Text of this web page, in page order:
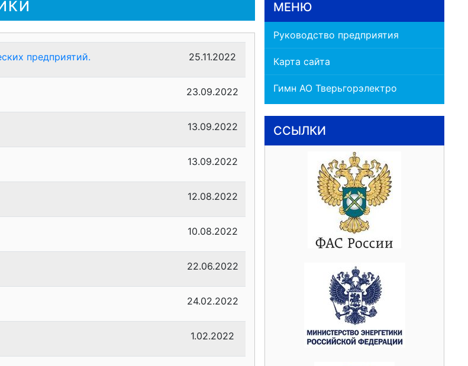
предприятий. 25.11.2022
23.09.2022
13.09.2022
13.09.2022
12.08.2022
10.08.2022
22.06.2022
24.02.2022
1.02.2022
МЕНЮ
Руководство предприятия
Карта сайта
Гимн АО Тверьгорэлектро
ССЫЛКИ